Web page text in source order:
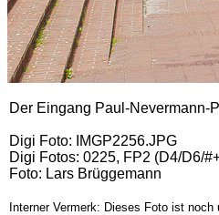
Der Eingang Paul-Nevermann-
Digi Foto: IMGP2256.JPG
Digi Fotos: 0225, FP2 (D4/D6/
Foto: Lars Brüggemann
Interner Vermerk: Dieses Foto ist